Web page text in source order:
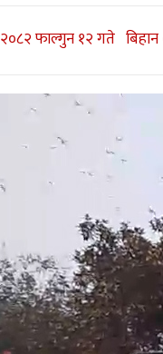
२०८२ फाल्गुन १२ गते